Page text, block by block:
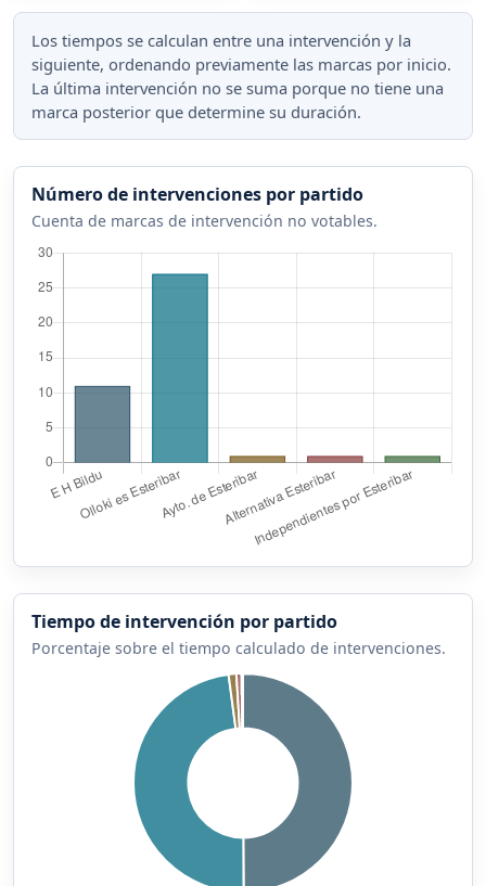
Los tiempos se calculan entre una intervención y la
siguiente, ordenando previamente las marcas por inicio.
La última intervención no se suma porque no tiene una
marca posterior que determine su duración.
Número de intervenciones por partido
Cuenta de marcas de intervención no votables.
Tiempo de intervención por partido
Porcentaje sobre el tiempo calculado de intervenciones.